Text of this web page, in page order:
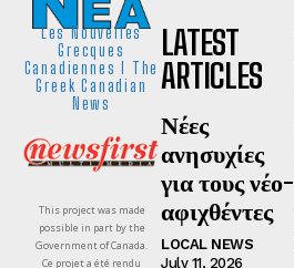
Les Nouvelles
Grecques
Canadiennes I The
Greek Canadian
News
This project was made
possible in part by the
Government of Canada.
Ce projet a été rendu
LATEST
ARTICLES
Νέες
ανησυχίες
για τους νέο-
αφιχθέντες
LOCAL NEWS
July 11, 2026